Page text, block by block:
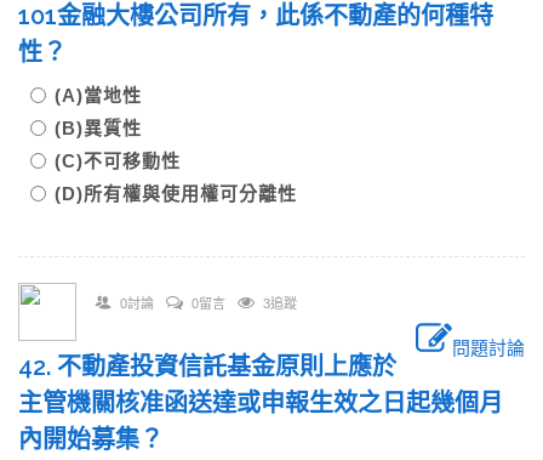
101金融大樓公司所有，此係不動產的何種特
性？
(A)當地性
(B)異質性
(C)不可移動性
(D)所有權與使用權可分離性
0討論 0留言 3追蹤
問題討論
42. 不動產投資信託基金原則上應於
主管機關核准函送達或申報生效之日起幾個月
內開始募集？